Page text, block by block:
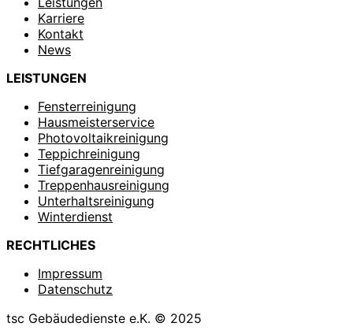
Karriere
Kontakt
News
LEISTUNGEN
Fensterreinigung
Hausmeisterservice
Photovoltaikreinigung
Teppichreinigung
Tiefgaragenreinigung
Treppenhausreinigung
Unterhaltsreinigung
Winterdienst
RECHTLICHES
Impressum
Datenschutz
tsc Gebäudedienste e.K. © 2025